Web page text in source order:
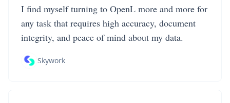
I find myself turning to OpenL more and more for
any task that requires high accuracy, document
integrity, and peace of mind about my data.
Skywork